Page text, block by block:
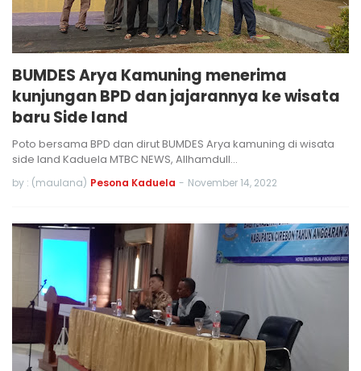
BUMDES Arya Kamuning menerima
kunjungan BPD dan jajarannya ke wisata
baru Side land
Poto bersama BPD dan dirut BUMDES Arya kamuning di wisata
side land Kaduela MTBC NEWS, Allhamdull…
by : (maulana) Pesona Kaduela - November 14, 2022